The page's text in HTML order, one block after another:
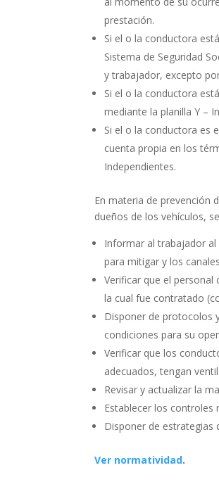
prestación.
Si el o la conductora
Sistema de Seguridad
y trabajador, excepto
Si el o la conductora
mediante la planilla Y –
Si el o la conductora es
cuenta propia en los
Independientes.
En materia de prevención
dueños de los vehículos,
Informar al trabajador
para mitigar y los
Verificar que el
la cual fue contratado
Disponer de protocolos
condiciones para su
Verificar que los
adecuados, tengan
Revisar y actualizar la
Establecer los controles
Disponer de estrategias
Ver normatividad.